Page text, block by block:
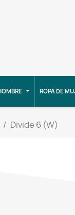
ROPA DE
Divide 6 (W)